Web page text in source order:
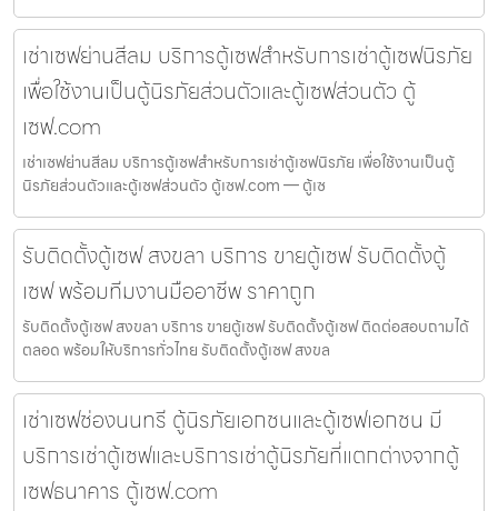
เช่าเซฟย่านสีลม บริการตู้เซฟสำหรับการเช่าตู้เซฟนิรภัย
เพื่อใช้งานเป็นตู้นิรภัยส่วนตัวและตู้เซฟส่วนตัว ตู้
เซฟ.com
เช่าเซฟย่านสีลม บริการตู้เซฟสำหรับการเช่าตู้เซฟนิรภัย เพื่อใช้งานเป็นตู้
นิรภัยส่วนตัวและตู้เซฟส่วนตัว ตู้เซฟ.com — ตู้เซ
รับติดตั้งตู้เซฟ สงขลา บริการ ขายตู้เซฟ รับติดตั้งตู้
เซฟ พร้อมทีมงานมืออาชีพ ราคาถูก
รับติดตั้งตู้เซฟ สงขลา บริการ ขายตู้เซฟ รับติดตั้งตู้เซฟ ติดต่อสอบถามได้
ตลอด พร้อมให้บริการทั่วไทย รับติดตั้งตู้เซฟ สงขล
เช่าเซฟช่องนนทรี ตู้นิรภัยเอกชนและตู้เซฟเอกชน มี
บริการเช่าตู้เซฟและบริการเช่าตู้นิรภัยที่แตกต่างจากตู้
เซฟธนาคาร ตู้เซฟ.com